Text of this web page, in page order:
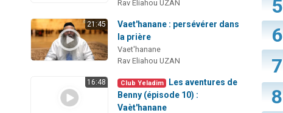
Rav Eliahou UZAN
21:45
Vaet'hanane : persévérer dans
la prière
Vaet'hanane
Rav Eliahou UZAN
16:48 Club Yeladim
Les aventures de
Benny (épisode 10) :
Vaèt'hanane
5
6
7
8